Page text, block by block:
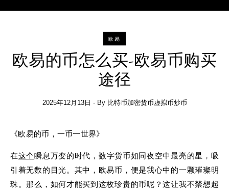
欧易
欧易的币怎么买-欧易币购买
途径
2025年12月13日 - By 比特币加密货币虚拟币炒币
《欧易的币，一币一世界》
在这个瞬息万变的时代，数字货币如同夜空中最亮的星，吸
引着无数的目光。其中，欧易币，便是我心中的一颗璀璨明
珠。那么，如何才能买到这枚珍贵的币呢？这让我不禁想起